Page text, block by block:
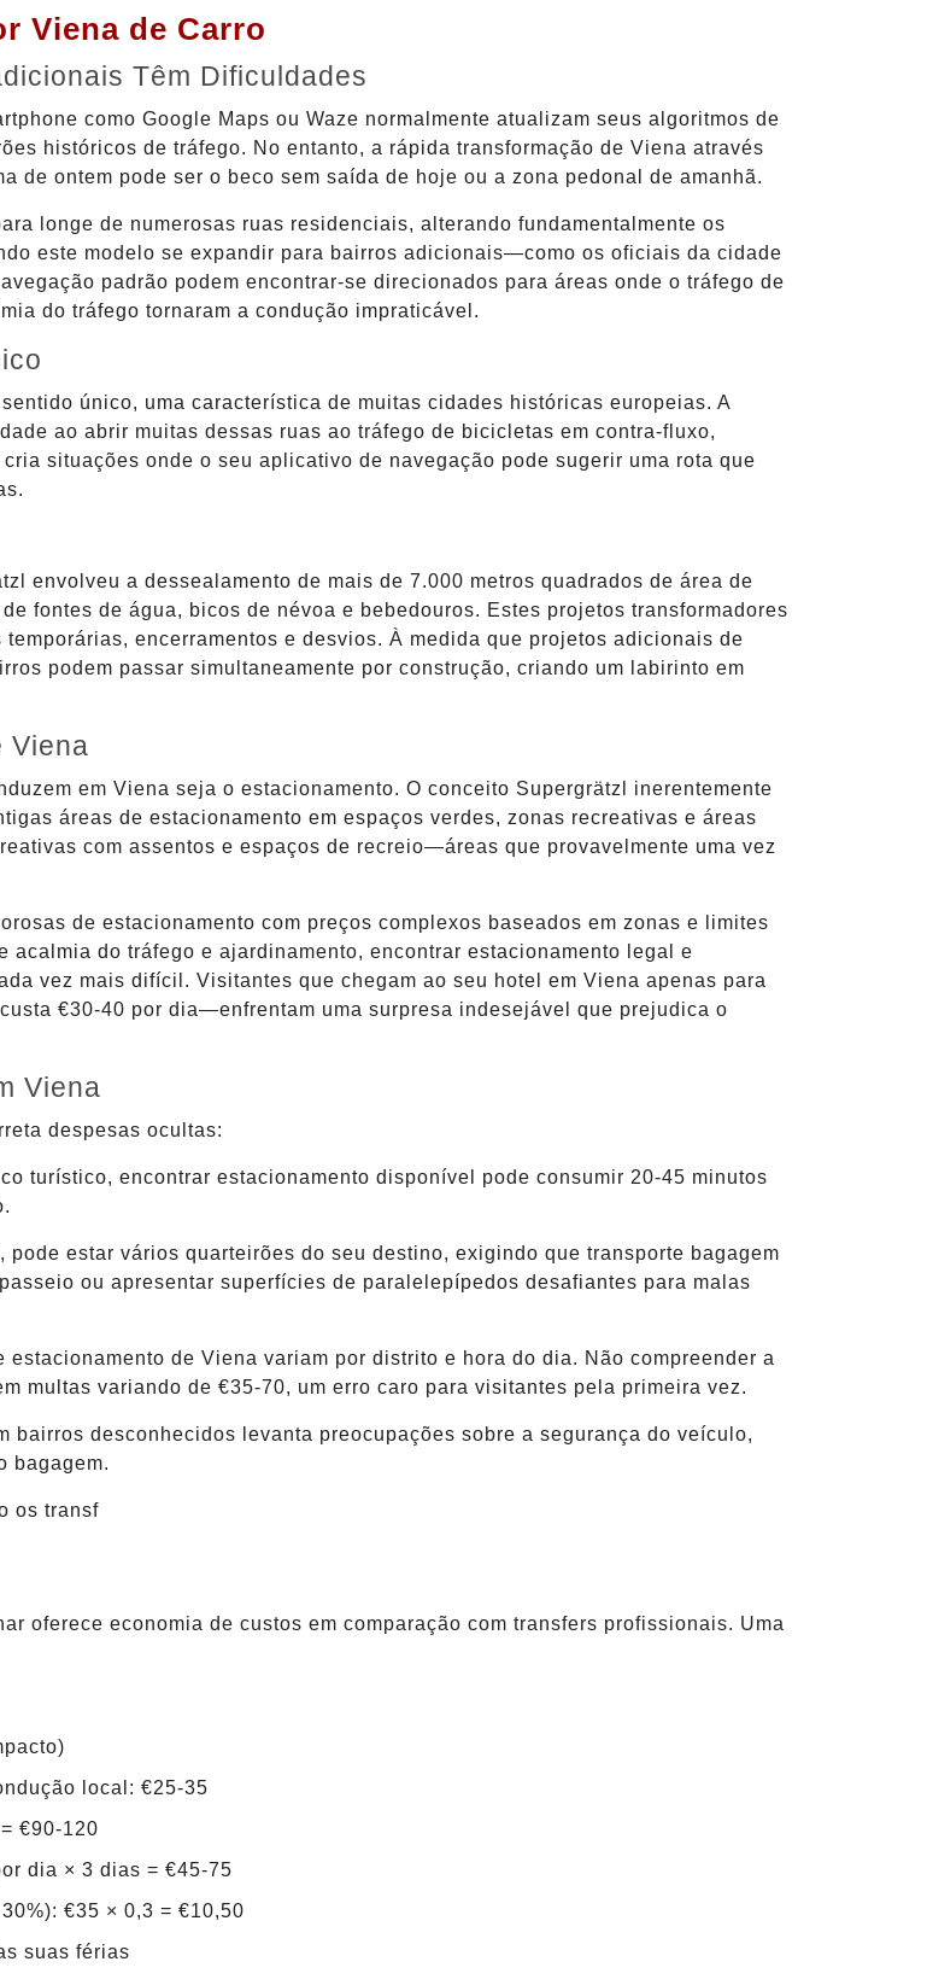
Viena de Carro
Têm Dificuldades
como Google Maps ou Waze normalmente atualizam seus algoritmos de
históricos de tráfego. No entanto, a rápida transformação de Viena através
de ontem pode ser o beco sem saída de hoje ou a zona pedonal de amanhã.
longe de numerosas ruas residenciais, alterando fundamentalmente os
este modelo se expandir para bairros adicionais—como os oficiais da cidade
padrão podem encontrar-se direcionados para áreas onde o tráfego de
do tráfego tornaram a condução impraticável.
único, uma característica de muitas cidades históricas europeias. A
ao abrir muitas dessas ruas ao tráfego de bicicletas em contra-fluxo,
situações onde o seu aplicativo de navegação pode sugerir uma rota que
envolveu a dessealamento de mais de 7.000 metros quadrados de área de
fontes de água, bicos de névoa e bebedouros. Estes projetos transformadores
encerramentos e desvios. À medida que projetos adicionais de
podem passar simultaneamente por construção, criando um labirinto em
Viena
em Viena seja o estacionamento. O conceito Supergrätzl inerentemente
áreas de estacionamento em espaços verdes, zonas recreativas e áreas
com assentos e espaços de recreio—áreas que provavelmente uma vez
de estacionamento com preços complexos baseados em zonas e limites
acalmia do tráfego e ajardinamento, encontrar estacionamento legal e
vez mais difícil. Visitantes que chegam ao seu hotel em Viena apenas para
€30-40 por dia—enfrentam uma surpresa indesejável que prejudica o
Viena
despesas ocultas:
turístico, encontrar estacionamento disponível pode consumir 20-45 minutos
pode estar vários quarteirões do seu destino, exigindo que transporte bagagem
ou apresentar superfícies de paralelepípedos desafiantes para malas
estacionamento de Viena variam por distrito e hora do dia. Não compreender a
multas variando de €35-70, um erro caro para visitantes pela primeira vez.
bairros desconhecidos levanta preocupações sobre a segurança do veículo,
bagagem.
oferece economia de custos em comparação com transfers profissionais. Uma
local: €25-35
€90-120
dia × 3 dias = €45-75
€35 × 0,3 = €10,50
suas férias